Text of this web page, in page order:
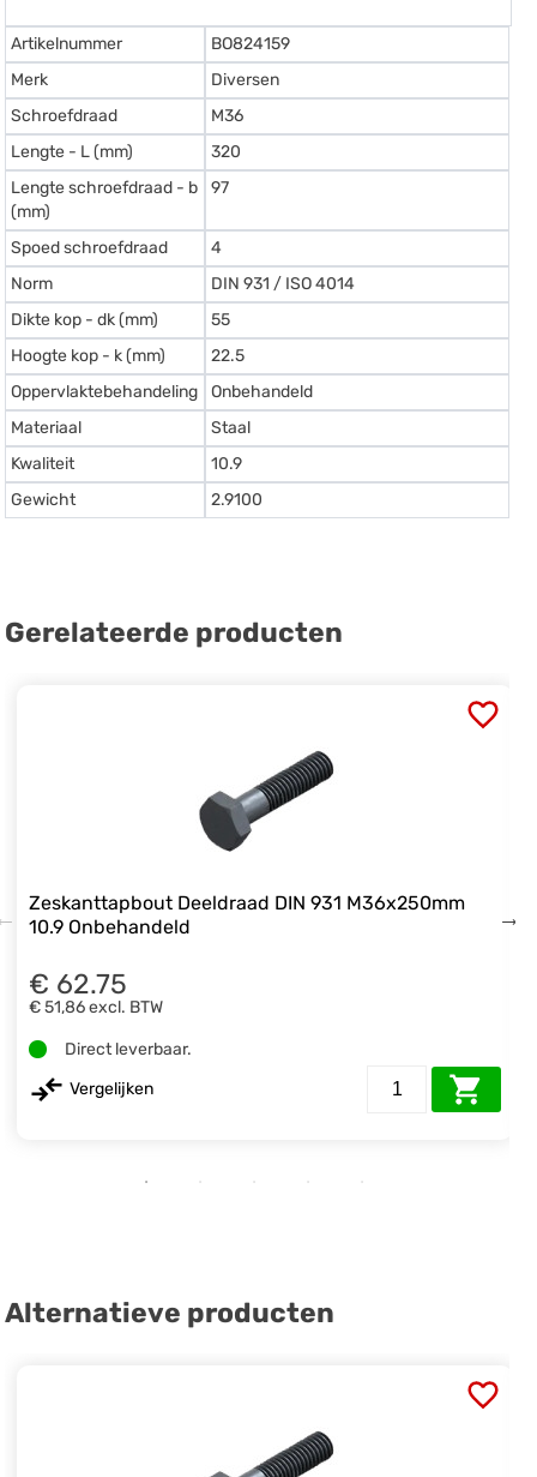
Artikelnummer
BO824159
Merk
Diversen
Schroefdraad
M36
Lengte - L (mm)
320
Lengte schroefdraad - b
(mm)
97
Spoed schroefdraad
4
Norm
DIN 931 / ISO 4014
Dikte kop - dk (mm)
55
Hoogte kop - k (mm)
22.5
Oppervlaktebehandeling
Onbehandeld
Materiaal
Staal
Kwaliteit
10.9
Gewicht
2.9100
Gerelateerde producten
Zeskanttapbout Deeldraad DIN 931 M36x250mm
10.9 Onbehandeld
€ 62.75
€ 51,86excl. BTW
Direct leverbaar.
Vergelijken
Alternatieve producten